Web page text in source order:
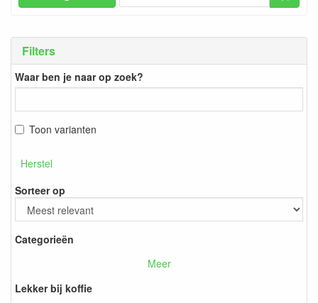
Filters
Waar ben je naar op zoek?
Toon varianten
Herstel
Sorteer op
Categorieën
Meer
Lekker bij koffie